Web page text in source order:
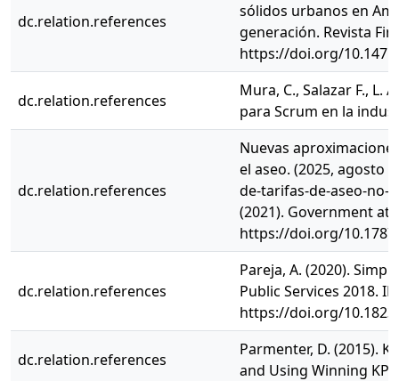
dc.relation.references
sólidos urbanos en
generación. Revista
https://doi.org/
dc.relation.references
Mura, C., Salazar F., L.
para Scrum en la
dc.relation.references
Nuevas
el aseo. (2025, agosto
de-tarifas-de-aseo-no-
(2021). Government at
https://doi.org/
dc.relation.references
Pareja, A. (2020).
Public Services 2018.
https://doi.org/
dc.relation.references
Parmenter, D. (2015).
and Using Winning